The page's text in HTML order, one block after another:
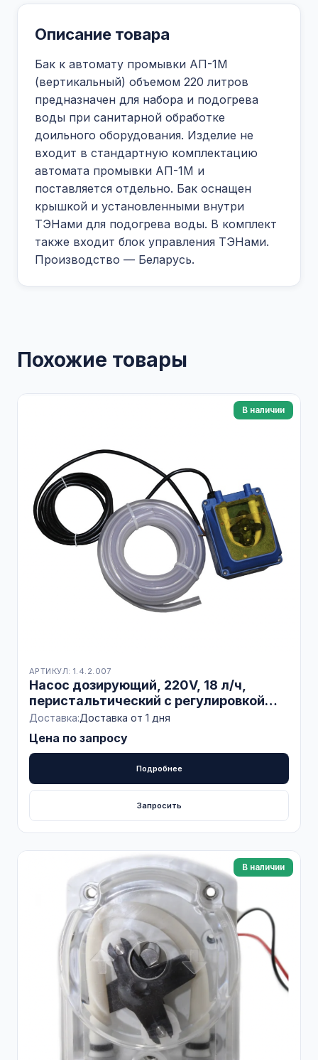
Описание товара
Бак к автомату промывки АП-1М
(вертикальный) объемом 220 литров
предназначен для набора и подогрева
воды при санитарной обработке
доильного оборудования. Изделие не
входит в стандартную комплектацию
автомата промывки АП-1М и
поставляется отдельно. Бак оснащен
крышкой и установленными внутри
ТЭНами для подогрева воды. В комплект
также входит блок управления ТЭНами.
Производство — Беларусь.
Похожие товары
В наличии
АРТИКУЛ: 1.4.2.007
Насос дозирующий, 220V, 18 л/ч,
перистальтический с регулировкой
производительности, ИТАЛИЯ
Доставка:Доставка от 1 дня
Цена по запросу
Подробнее
Запросить
В наличии